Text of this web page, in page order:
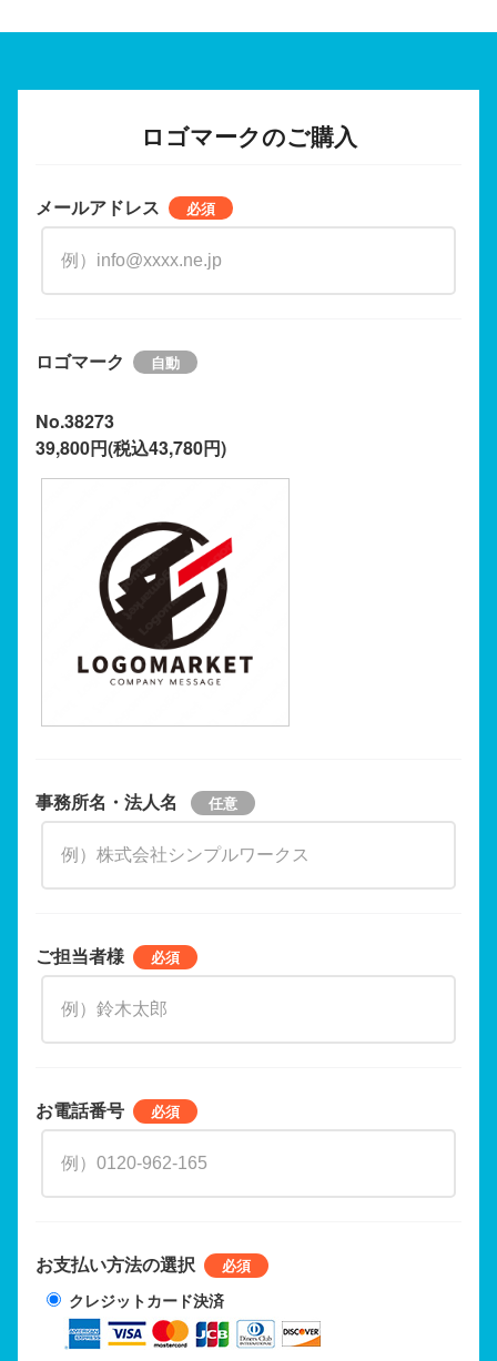
ロゴマークのご購入
メールアドレス
ロゴマーク
No.38273
39,800円(税込43,780円)
事務所名・法人名
ご担当者様
お電話番号
お支払い方法の選択
クレジットカード決済